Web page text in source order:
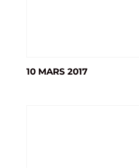
10 MARS 2017